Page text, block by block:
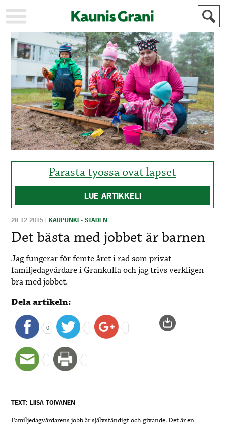
KAUPUNKI
STADEN
AJANKOHTAISTA
AKTUELLT
URHEILU
IDROTT
KULTTUURI
KULTUR
HISTORIA
HISTORIA
YLEINEN
ALLMÄN
MAINOSTAJILLE
FÖR
ANNONSÖRER
Parasta työssä ovat lapset
LUE ARTIKKELI
28.12.2015 |KAUPUNKI - STADEN
Det bästa med jobbet är barnen
Jag fungerar för femte året i rad som privat
familjedagvårdare i Grankulla och jag trivs verkligen
bra med jobbet.
Dela artikeln:
0
TEXT: LIISA TOIVANEN
Familjedagvårdarens jobb är självständigt och givande. Det är en